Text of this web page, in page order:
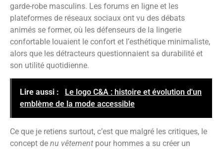
garde-robe masculins. Les forums en ligne et les
plateformes de réseaux sociaux ont vu des débats
animés se former, où les défenseurs de la lingerie
confortable louaient le confort et l’esthétique minimaliste,
alors que les détracteurs questionnaient sa durabilité et
son utilité quotidienne.
Lire aussi :
Le logo C&A : histoire et évolution d'un
emblème de la mode accessible
Ce que je retiens surtout, c’est que malgré les critiques, le
concept de nu vêtement pour hommes a su créer un